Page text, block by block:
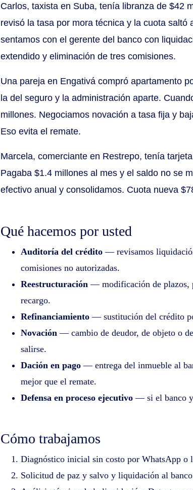
Carlos, taxista en Suba, tenía libranza de $42
revisó la tasa por mora técnica y la cuota
sentamos con el gerente del banco con
extendido y eliminación de tres comisiones.
Una pareja en Engativá compró apartamento
la del seguro y la administración aparte.
millones. Negociamos novación a tasa fija y
Eso evita el remate.
Marcela, comerciante en Restrepo, tenía
Pagaba $1.4 millones al mes y el saldo no se
efectivo anual y consolidamos. Cuota nueva
Qué hacemos por usted
Auditoría del crédito — revisamos
comisiones no autorizadas.
Reestructuración — modificación de plazos,
recargo.
Refinanciamiento — sustitución del crédito
Novación — cambio de deudor, de objeto o
salirse.
Dación en pago — entrega del inmueble al
mejor que el remate.
Defensa en proceso ejecutivo — si el banco
Cómo trabajamos
Diagnóstico inicial sin costo por WhatsApp o
Solicitud de paz y salvo y liquidación al